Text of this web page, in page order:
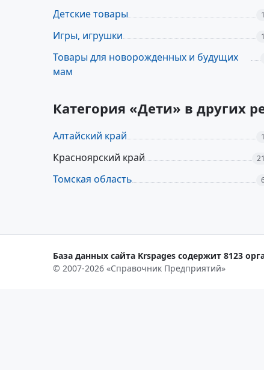
Детские товары
Игры, игрушки
Товары для новорожденных и будущих
мам
Категория «Дети» в других
Алтайский край
Красноярский край
Томская область
База данных сайта Krspages содержит 8123
© 2007-2026 «Справочник Предприятий»